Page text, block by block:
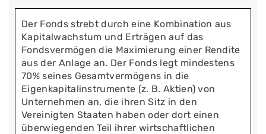
Der Fonds strebt durch eine Kombination aus
Kapitalwachstum und Erträgen auf das
Fondsvermögen die Maximierung einer Rendite
aus der Anlage an. Der Fonds legt mindestens
70% seines Gesamtvermögens in die
Eigenkapitalinstrumente (z. B. Aktien) von
Unternehmen an, die ihren Sitz in den
Vereinigten Staaten haben oder dort einen
überwiegenden Teil ihrer wirtschaftlichen